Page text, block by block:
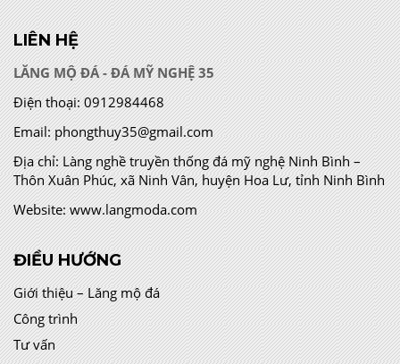
LIÊN HỆ
LĂNG MỘ ĐÁ - ĐÁ MỸ NGHỆ 35
Điện thoại: 0912984468
Email: phongthuy35@gmail.com
Địa chỉ:Làng nghề truyền thống đá mỹ nghệ Ninh Bình –
Thôn Xuân Phúc, xã Ninh Vân, huyện Hoa Lư, tỉnh Ninh Bình
Website: www.langmoda.com
ĐIỀU HƯỚNG
Giới thiệu – Lăng mộ đá
Công trình
Tư vấn